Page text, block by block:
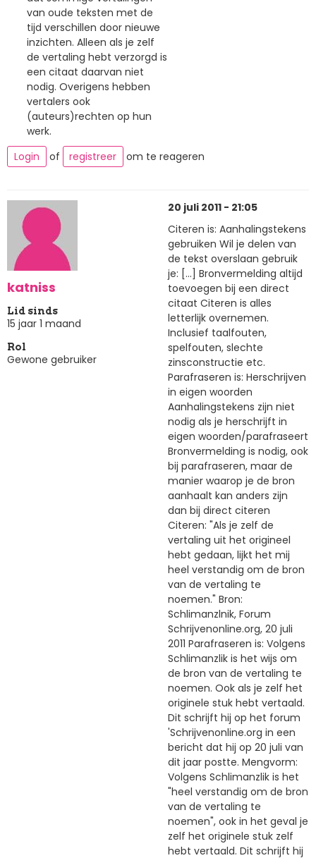
van oude teksten met de
tijd verschillen door nieuwe
inzichten. Alleen als je zelf
de vertaling hebt verzorgd is
een citaat daarvan niet
nodig. Overigens hebben
vertalers ook
(auteurs)rechten op hun
werk.
Login
of registreer om te reageren
katniss
Lid sinds
15 jaar 1 maand
Rol
Gewone gebruiker
20 juli 2011 - 21:05
Citeren is: Aanhalingstekens
gebruiken Wil je delen van
de tekst overslaan gebruik
je: [...] Bronvermelding altijd
toevoegen bij een direct
citaat Citeren is alles
letterlijk overnemen.
Inclusief taalfouten,
spelfouten, slechte
zinsconstructie etc.
Parafraseren is: Herschrijven
in eigen woorden
Aanhalingstekens zijn niet
nodig als je herschrijft in
eigen woorden/parafraseert
Bronvermelding is nodig, ook
bij parafraseren, maar de
manier waarop je de bron
aanhaalt kan anders zijn
dan bij direct citeren
Citeren: "Als je zelf de
vertaling uit het origineel
hebt gedaan, lijkt het mij
heel verstandig om de bron
van de vertaling te
noemen." Bron:
Schlimanzlnik, Forum
Schrijvenonline.org, 20 juli
2011 Parafraseren is: Volgens
Schlimanzlik is het wijs om
de bron van de vertaling te
noemen. Ook als je zelf het
originele stuk hebt vertaald.
Dit schrijft hij op het forum
'Schrijvenonline.org in een
bericht dat hij op 20 juli van
dit jaar postte. Mengvorm:
Volgens Schlimanzlik is het
"heel verstandig om de bron
van de vertaling te
noemen", ook in het geval je
zelf het originele stuk zelf
hebt vertaald. Dit schrijft hij